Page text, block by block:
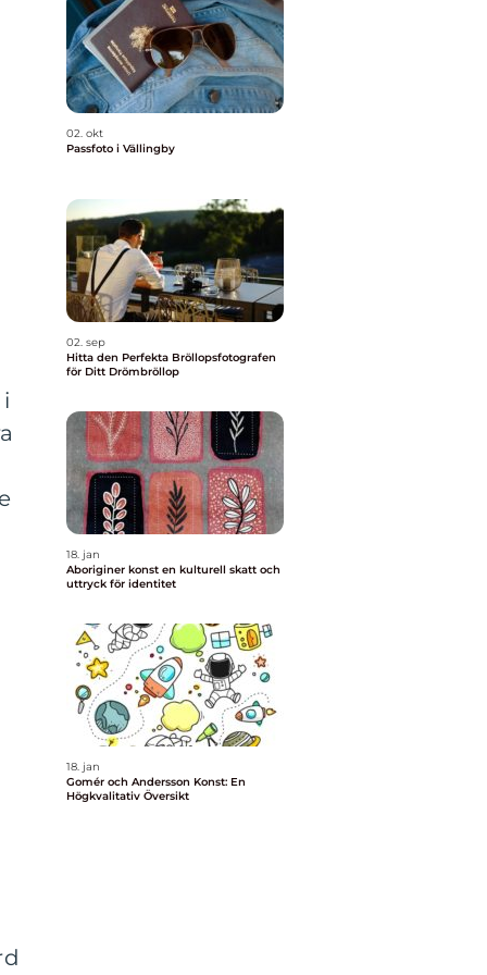
02. okt
Passfoto i Vällingby
02. sep
Hitta den Perfekta Bröllopsfotografen
för Ditt Drömbröllop
18. jan
Aboriginer konst en kulturell skatt och
uttryck för identitet
18. jan
Gomér och Andersson Konst: En
Högkvalitativ Översikt